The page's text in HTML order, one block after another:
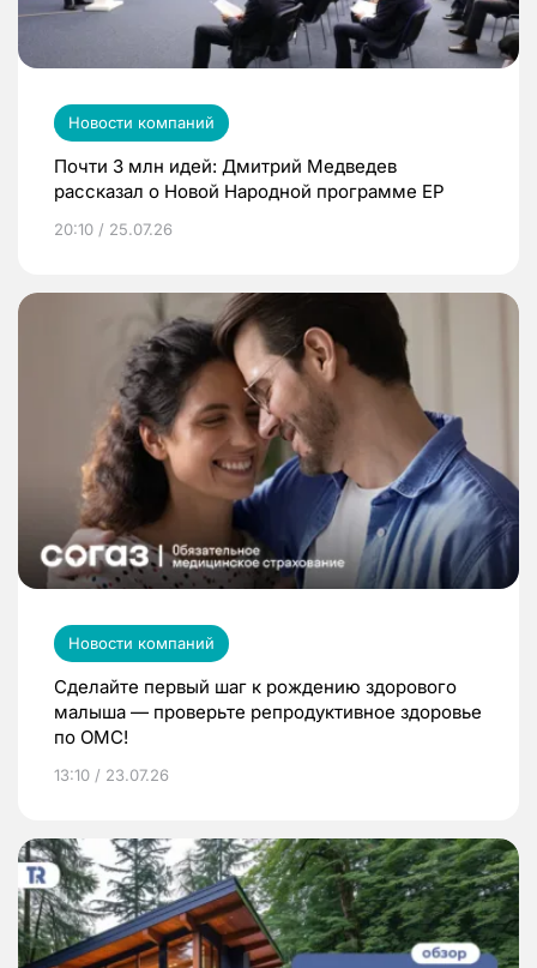
Новости компаний
Почти 3 млн идей: Дмитрий Медведев
рассказал о Новой Народной программе ЕР
20:10 / 25.07.26
Новости компаний
Сделайте первый шаг к рождению здорового
малыша — проверьте репродуктивное здоровье
по ОМС!
13:10 / 23.07.26